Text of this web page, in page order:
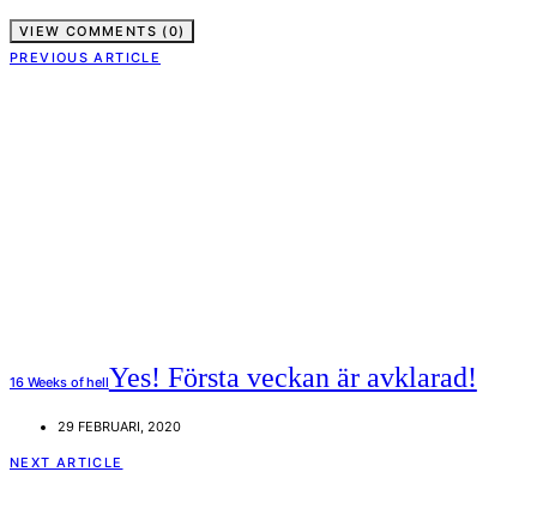
VIEW COMMENTS (0)
PREVIOUS ARTICLE
16 Weeks of hellYes! Första veckan är avklarad!
29 FEBRUARI, 2020
NEXT ARTICLE